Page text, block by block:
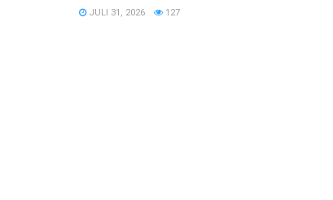
JULI 31, 2026 127